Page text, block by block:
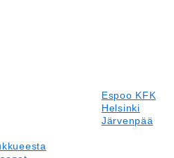
ja kurinpitosäännöstö
Espoo KFK
Helsinki
Järvenpää